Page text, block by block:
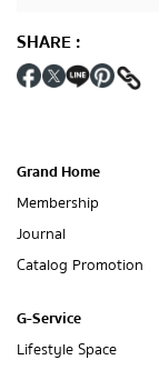
SHARE:
Grand Home
Membership
Journal
Catalog Promotion
G-Service
Lifestyle Space